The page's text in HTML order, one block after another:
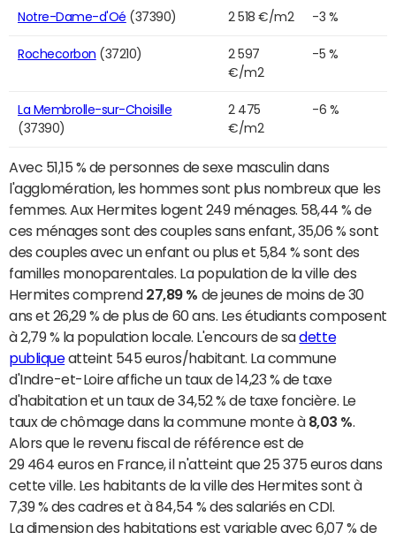
Notre-Dame-d'Oé (37390) 2 518 €/m2 -3 %
Rochecorbon (37210)
2 597
€/m2
-5 %
La Membrolle-sur-Choisille
(37390)
2 475
€/m2
-6 %
Avec 51,15 % de personnes de sexe masculin dans
l'agglomération, les hommes sont plus nombreux que les
femmes. Aux Hermites logent 249 ménages. 58,44 % de
ces ménages sont des couples sans enfant, 35,06 % sont
des couples avec un enfant ou plus et 5,84 % sont des
familles monoparentales. La population de la ville des
Hermites comprend 27,89 % de jeunes de moins de 30
ans et 26,29 % de plus de 60 ans. Les étudiants composent
à 2,79 % la population locale. L'encours de sadette
publiqueatteint 545 euros/habitant. La commune
d'Indre-et-Loire affiche un taux de 14,23 % de taxe
d'habitation et un taux de 34,52 % de taxe foncière. Le
taux de chômage dans la commune monte à 8,03 %
Alors que le revenu fiscal de référence est de
29 464 euros en France, il n'atteint que 25 375 euros dans
cette ville. Les habitants de la ville des Hermites sont à
7,39 % des cadres et à 84,54 % des salariés en CDI.
La dimension des habitations est variable avec 6,07 % de